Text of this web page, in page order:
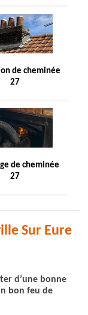
de cheminée
27
de cheminée
27
Sur Eure
d’une bonne
bon feu de